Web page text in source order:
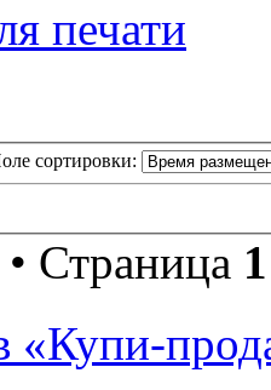
печати
сортировки:
Страница 1
«Купи-